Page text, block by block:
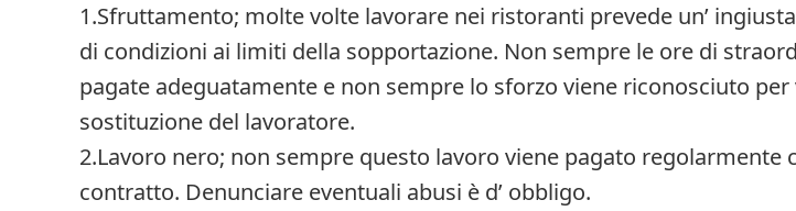
1.Sfruttamento; molte volte lavorare nei ristoranti prevede un’
di condizioni ai limiti della sopportazione. Non sempre le ore di
pagate adeguatamente e non sempre lo sforzo viene riconosciuto per
sostituzione del lavoratore.
2.Lavoro nero; non sempre questo lavoro viene pagato regolarmente
contratto. Denunciare eventuali abusi è d’ obbligo.